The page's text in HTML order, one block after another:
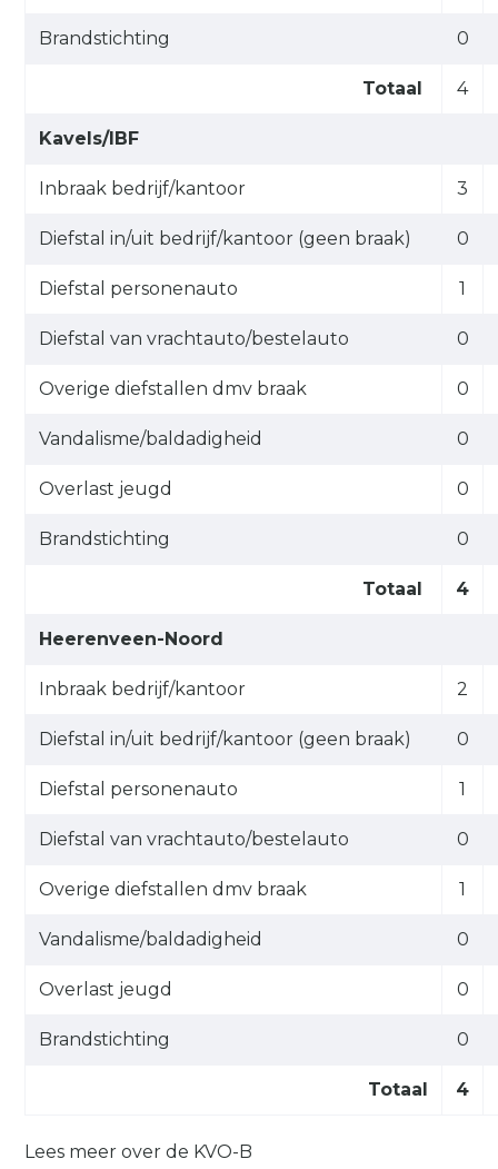
Brandstichting 0
Totaal 4
Kavels/IBF
Inbraak bedrijf/kantoor 3
Diefstal in/uit bedrijf/kantoor (geen braak) 0
Diefstal personenauto 1
Diefstal van vrachtauto/bestelauto 0
Overige diefstallen dmv braak 0
Vandalisme/baldadigheid 0
Overlast jeugd 0
Brandstichting 0
Totaal 4
Heerenveen-Noord
Inbraak bedrijf/kantoor 2
Diefstal in/uit bedrijf/kantoor (geen braak) 0
Diefstal personenauto 1
Diefstal van vrachtauto/bestelauto 0
Overige diefstallen dmv braak 1
Vandalisme/baldadigheid 0
Overlast jeugd 0
Brandstichting 0
Totaal 4
Lees meer over de KVO-B